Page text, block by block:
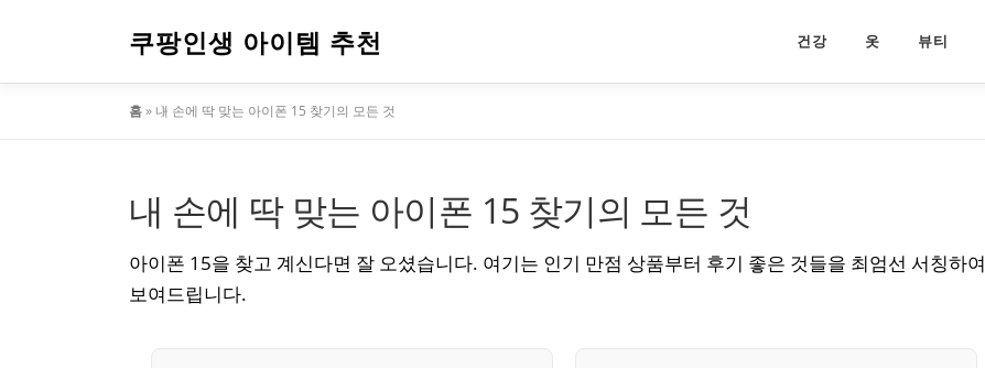
로
쿠팡인생 아이템 추천 건강 옷 뷰티
홈» 내 손에 딱 맞는 아이폰 15 찾기의 모든 것
내 손에 딱 맞는 아이폰 15 찾기의 모든 것
아이폰 15을 찾고 계신다면 잘 오셨습니다. 여기는 인기 만점 상품부터 후기 좋은 것들을 최엄선 서칭하여
보여드립니다.